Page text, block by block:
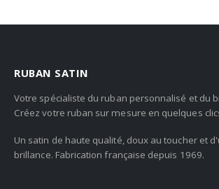
RUBAN SATIN
Votre spécialiste du ruban personnalisé et du
Créez votre ruban sur mesure en quelques
Un satin de haute qualité, doux au toucher et
brillance. Fabrication française depuis 1969.